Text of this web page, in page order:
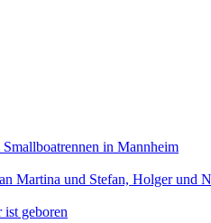
in Mannheim
Martina und Stefan, Holger und
ist geboren